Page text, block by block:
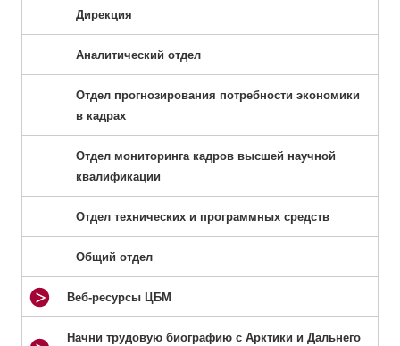
Дирекция
Аналитический отдел
Отдел прогнозирования потребности экономики
в кадрах
Отдел мониторинга кадров высшей научной
квалификации
Отдел технических и программных средств
Общий отдел
Веб-ресурсы ЦБМ
Начни трудовую биографию с Арктики и Дальнего